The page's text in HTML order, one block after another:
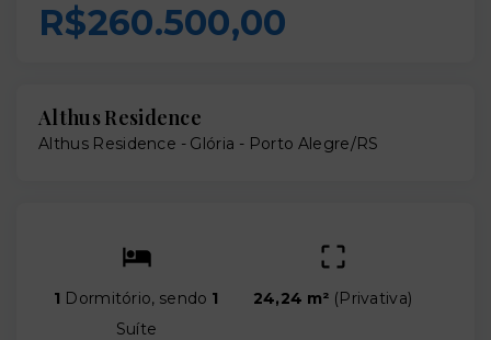
R$260.500,00
Althus Residence
Althus Residence - Glória - Porto Alegre/RS
1 Dormitório, sendo 1
Suíte
24,24 m² (Privativa)